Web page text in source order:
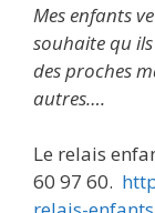
Mes enfants
souhaite qu
des proches
autres….
Le relais
60 97 60.